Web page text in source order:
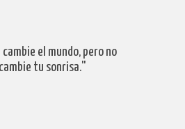
el mundo, pero no
tu sonrisa.''